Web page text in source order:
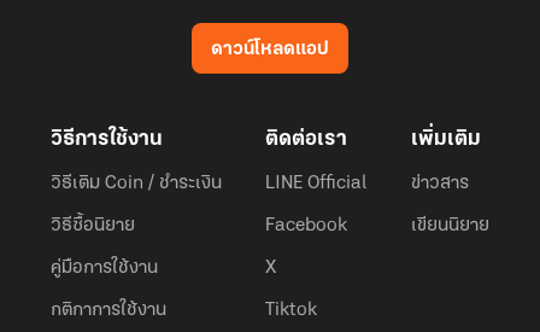
ดาวน์โหลดแอป
วิธีการใช้งาน
วิธีเติม Coin / ชำระเงิน
วิธีซื้อนิยาย
คู่มือการใช้งาน
กติกาการใช้งาน
ติดต่อเรา
LINE Official
Facebook
X
Tiktok
เพิ่มเติม
ข่าวสาร
เขียนนิยาย